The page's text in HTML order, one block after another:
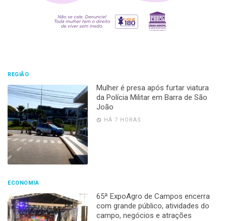
REGIÃO
Mulher é presa após furtar viatura
da Polícia Militar em Barra de São
João
HÁ 7 HORAS
ECONOMIA
65ª ExpoAgro de Campos encerra
com grande público, atividades do
campo, negócios e atrações